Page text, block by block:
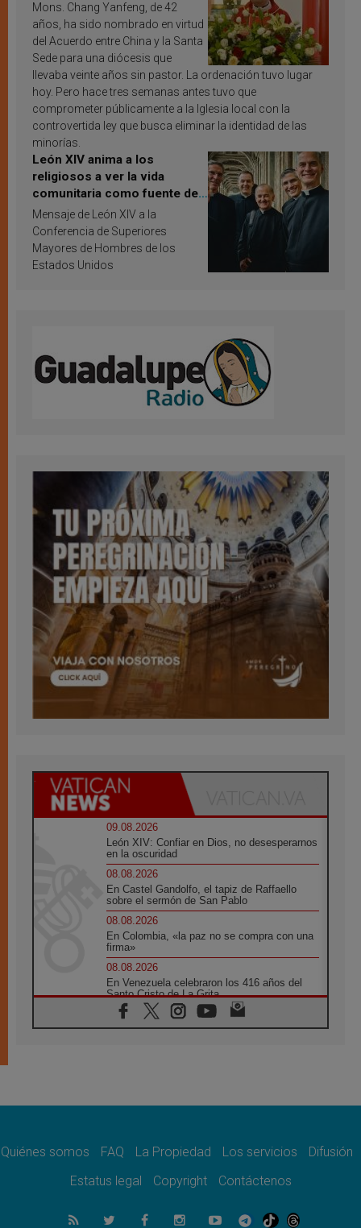
Mons. Chang Yanfeng, de 42
años, ha sido nombrado en virtud
del Acuerdo entre China y la Santa
Sede para una diócesis que
llevaba veinte años sin pastor. La ordenación tuvo lugar
hoy. Pero hace tres semanas antes tuvo que
comprometer públicamente a la Iglesia local con la
controvertida ley que busca eliminar la identidad de las
minorías.
León XIV anima a los
religiosos a ver la vida
comunitaria como fuente de
inspiración y santificación
Mensaje de León XIV a la
Conferencia de Superiores
Mayores de Hombres de los
Estados Unidos
09.08.2026
León XIV: Confiar en Dios, no desesperarnos
en la oscuridad
08.08.2026
En Castel Gandolfo, el tapiz de Raffaello
sobre el sermón de San Pablo
08.08.2026
En Colombia, «la paz no se compra con una
firma»
08.08.2026
En Venezuela celebraron los 416 años del
Santo Cristo de La Grita
08.08.2026
El Papa: en Santa Ágata contemplamos la
07.08.2026
07.08.2026
crisis olvidada
Bokalic: "En Argentina el Papa León señalará
Quiénes somos FAQ La Propiedad Los servicios
Difusión
Estatus legal
Copyright Contáctenos